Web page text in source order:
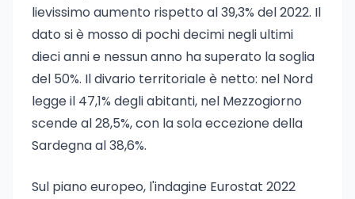
lievissimo aumento rispetto al 39,3% del 2022. Il
dato si è mosso di pochi decimi negli ultimi
dieci anni e nessun anno ha superato la soglia
del 50%. Il divario territoriale è netto: nel Nord
legge il 47,1% degli abitanti, nel Mezzogiorno
scende al 28,5%, con la sola eccezione della
Sardegna al 38,6%.
Sul piano europeo, l'indagine Eurostat 2022